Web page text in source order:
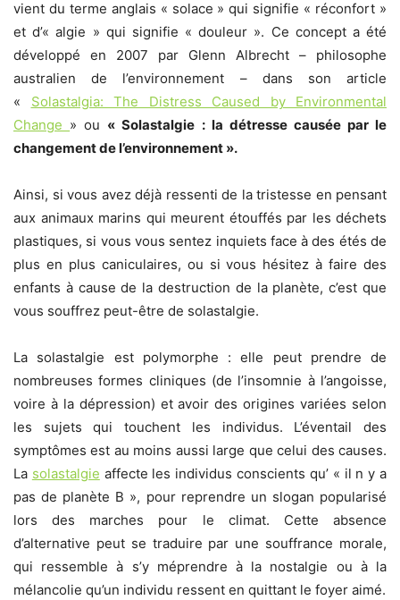
vient du terme anglais « solace » qui signifie « réconfort »
et d’« algie » qui signifie « douleur ». Ce concept a été
développé en 2007 par Glenn Albrecht – philosophe
australien de l’environnement – dans son article
« Solastalgia: The Distress Caused by Environmental
Change » ou « Solastalgie : la détresse causée par le
changement de l’environnement ».
Ainsi, si vous avez déjà ressenti de la tristesse en pensant
aux animaux marins qui meurent étouffés par les déchets
plastiques, si vous vous sentez inquiets face à des étés de
plus en plus caniculaires, ou si vous hésitez à faire des
enfants à cause de la destruction de la planète, c’est que
vous souffrez peut-être de solastalgie.
La solastalgie est polymorphe : elle peut prendre de
nombreuses formes cliniques (de l’insomnie à l’angoisse,
voire à la dépression) et avoir des origines variées selon
les sujets qui touchent les individus. L’éventail des
symptômes est au moins aussi large que celui des causes.
La solastalgie affecte les individus conscients qu’ « il n y a
pas de planète B », pour reprendre un slogan popularisé
lors des marches pour le climat. Cette absence
d’alternative peut se traduire par une souffrance morale,
qui ressemble à s’y méprendre à la nostalgie ou à la
mélancolie qu’un individu ressent en quittant le foyer aimé.